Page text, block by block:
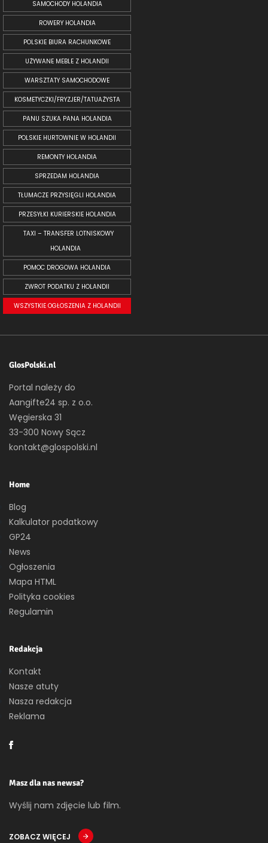
SAMOCHODY HOLANDIA
ROWERY HOLANDIA
POLSKIE BIURA RACHUNKOWE
UŻYWANE MEBLE Z HOLANDII
WARSZTATY SAMOCHODOWE
KOSMETYCZKI/FRYZJER/TATUAŻYSTA
PANU SZUKA PANA HOLANDIA
POLSKIE HURTOWNIE W HOLANDII
REMONTY HOLANDIA
SPRZEDAM HOLANDIA
TŁUMACZE PRZYSIĘGLI HOLANDIA
PRZESYŁKI KURIERSKIE HOLANDIA
TAXI – TRANSFER LOTNISKOWY
HOLANDIA
POMOC DROGOWA HOLANDIA
ZWROT PODATKU Z HOLANDII
WSZYSTKIE OGŁOSZENIA Z HOLANDII
GlosPolski.nl
Portal należy do
Aangifte24 sp. z o.o.
Węgierska 31
33-300 Nowy Sącz
kontakt@glospolski.nl
Home
Blog
Kalkulator podatkowy
GP24
News
Ogłoszenia
Mapa HTML
Polityka cookies
Regulamin
Redakcja
Kontakt
Nasze atuty
Nasza redakcja
Reklama
Masz dla nas newsa?
Wyślij nam zdjęcie lub film.
ZOBACZ WIĘCEJ